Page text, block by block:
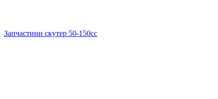
Запчастини скутер 50-150cc